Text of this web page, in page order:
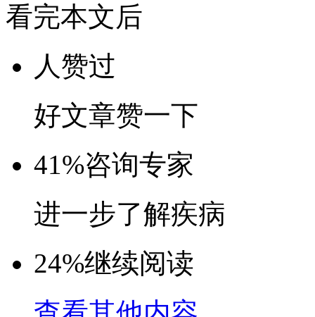
看完本文后
人赞过
好文章赞一下
41%咨询专家
进一步了解疾病
24%继续阅读